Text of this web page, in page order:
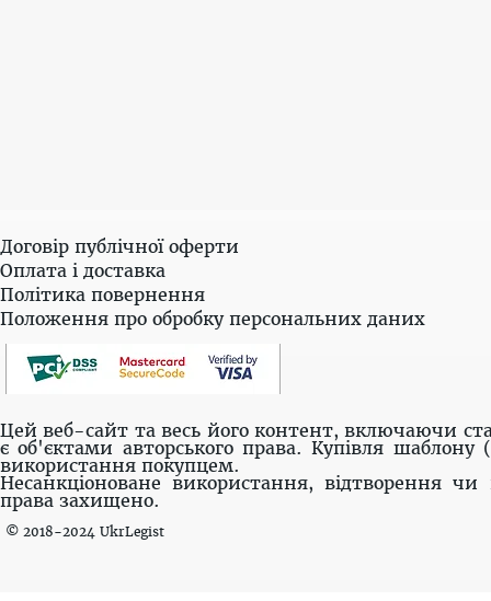
Договір публічної оферти
Оплата і доставка
Політика повернення
Положення про обробку персональних даних
Цей веб-сайт та весь його контент, включаючи
є об'єктами авторського права. Купівля шаблону
використання покупцем.
Несанкціоноване використання, відтворення
права захищено.
© 2018-2024 UkrLegist